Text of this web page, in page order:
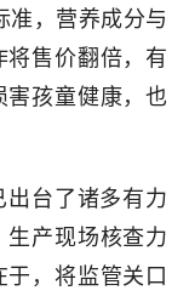
准，营养成分与
将售价翻倍，有
害孩童健康，也
台了诸多有力
生产现场核查力
，将监管关口